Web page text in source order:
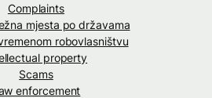
Complaints
mjesta po državama
robovlasništvu
property
Scams
enforcement